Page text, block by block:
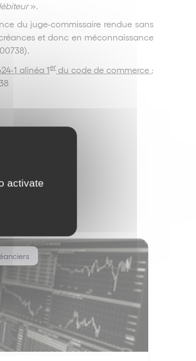
».
du juge-commissaire rendue sans
et donc en méconnaissance
1 alinéa 1erdu code de commerce ;
activate